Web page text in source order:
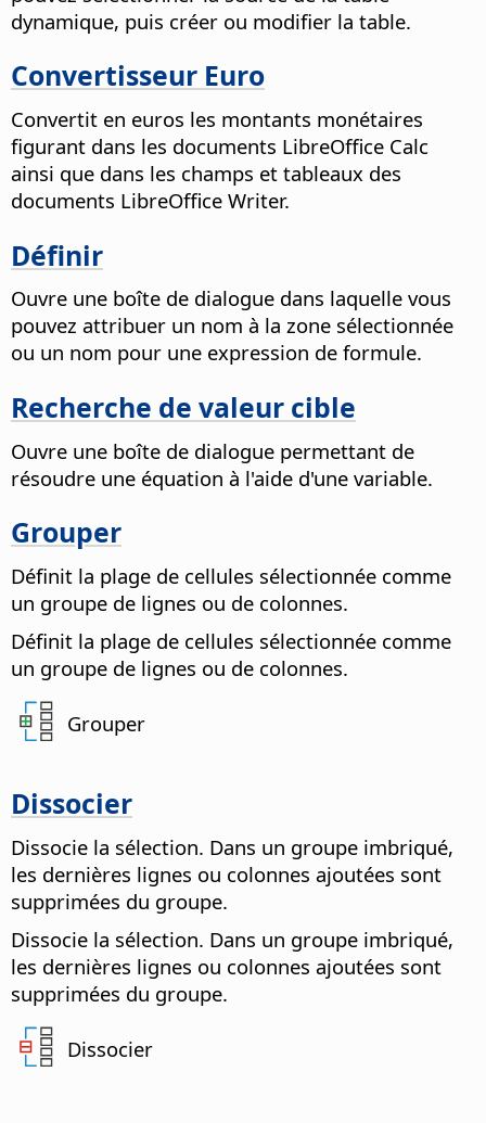
dynamique, puis créer ou modifier la table.
Convertisseur Euro
Convertit en euros les montants monétaires
figurant dans les documents LibreOffice Calc
ainsi que dans les champs et tableaux des
documents LibreOffice Writer.
Définir
Ouvre une boîte de dialogue dans laquelle vous
pouvez attribuer un nom à la zone sélectionnée
ou un nom pour une expression de formule.
Recherche de valeur cible
Ouvre une boîte de dialogue permettant de
résoudre une équation à l'aide d'une variable.
Grouper
Définit la plage de cellules sélectionnée comme
un groupe de lignes ou de colonnes.
Définit la plage de cellules sélectionnée comme
un groupe de lignes ou de colonnes.
Grouper
Dissocier
Dissocie la sélection. Dans un groupe imbriqué,
les dernières lignes ou colonnes ajoutées sont
supprimées du groupe.
Dissocie la sélection. Dans un groupe imbriqué,
les dernières lignes ou colonnes ajoutées sont
supprimées du groupe.
Dissocier